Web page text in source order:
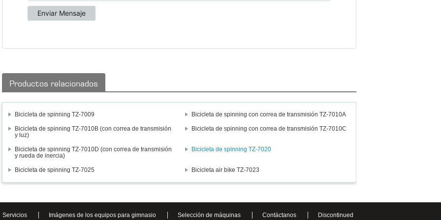
Productos relacionados
Bicicleta de spinning TZ-7009 Bicicleta de spinning con correa de transmisión TZ-7010A
Bicicleta de spinning TZ-7010B (con correa de transmisión
y luz)
Bicicleta de spinning con correa de transmisión TZ-7010C
Bicicleta de spinning TZ-7010D (con correa de transmisión
y rueda de inercia)
Bicicleta de spinning TZ-7020
Bicicleta de spinning TZ-7025 Bicicleta air bike TZ-7023
Servicios Imágenes de los equipos para gimnasio Selección de máquinas Contáctanos Discontinued